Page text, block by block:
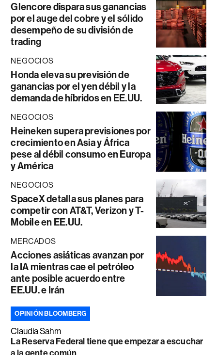
Glencore dispara sus ganancias
por el auge del cobre y el sólido
desempeño de su división de
trading
NEGOCIOS
Honda eleva su previsión de
ganancias por el yen débil y la
demanda de híbridos en EE.UU.
NEGOCIOS
Heineken supera previsiones por
crecimiento en Asia y África
pese al débil consumo en Europa
y América
NEGOCIOS
SpaceX detalla sus planes para
competir con AT&T, Verizon y T-
Mobile en EE.UU.
MERCADOS
Acciones asiáticas avanzan por
la IA mientras cae el petróleo
ante posible acuerdo entre
EE.UU. e Irán
OPINIÓN BLOOMBERG
Claudia Sahm
La Reserva Federal tiene que empezar a escuchar